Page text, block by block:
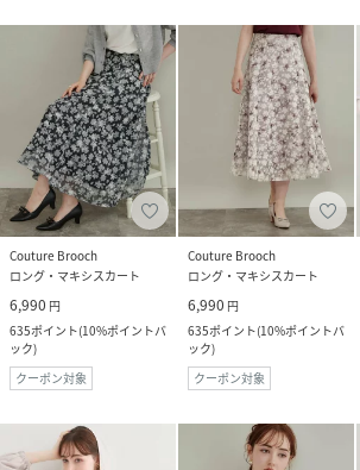
Couture Brooch
ロング・マキシスカート
6,990 円
635ポイント(10%ポイントバ
ック)
クーポン対象
Couture Brooch
ロング・マキシスカート
6,990 円
635ポイント(10%ポイントバ
ック)
クーポン対象